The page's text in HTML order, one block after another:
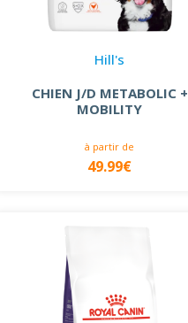
Hill's
CHIEN J/D METABOLIC +
MOBILITY
à partir de
49.99€